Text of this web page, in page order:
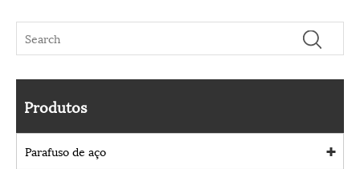
Produtos
Parafuso de aço